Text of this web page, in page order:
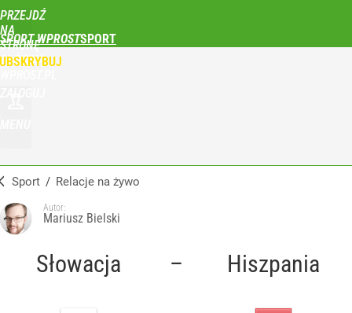
PRZEJDŹ
NA
STRONĘ
GŁÓWNĄ
SPORT WPROST
Sport / Relacje na żywo
Autor:
Mariusz Bielski
Słowacja – Hiszpania